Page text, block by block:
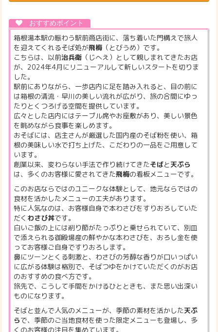
箱根湯本駅の賑わう駅前商店街に、落ち着いた門構えで旅人
を迎えてくれるそば処が飛梅 （とびうめ）です。
こちらは、以前治兵衛 （じへえ）として親しまれてきたお店
が、2024年4月にリニューアルして新しいスタートを切りま
した。
駅前にありながら、一歩店内に足を踏み入れると、目の前に
は箱根の清流・早川の美しい流れが広がり、旅の合間にゆっ
たりとくつろげる空間を提供しています。
広々とした店内にはテーブル席やお座敷があり、美しい景色
を眺めながら食事を楽しめます。
おそばには、店主さんが厳選した国内産のそば粉を使い、箱
根の美味しい水で打ち上げた、こだわりの一品をご用意して
います。
創業以来、変わらない手法で作り続けてきたそばと天ぷら
は、多くのお客様に愛されてきた飛梅の看板メニューです。
このお店ならではのユニークな体験として、地元ならではの
食材を活かしたメニューの工夫があります。
特に人気なのは、お客様自身で本わさびをすりおろしていた
だく わさび丼です。
白いご飯の上には削り節がたっぷりと乗せられていて、別皿
で添えられる御殿場産の鮮やかな本わさびを、おろし金を使
ってお客様ご自身ですりおろします。
鼻にツーンとくる刺激と、わさびの芳醇な香りが口いっぱい
に広がる体験は格別で、そばつゆをかけていただくのがお店
のおすすめの食べ方です。
旅先で、こうして手間をかけるひとときも、また思い出深い
ものになります。
そばと並んで人気のメニューが、季節の素材を活かした天ぷ
らで、季節のご当地食材を使った限定メニューも登場し、多
くのお客様の注目を集めています。